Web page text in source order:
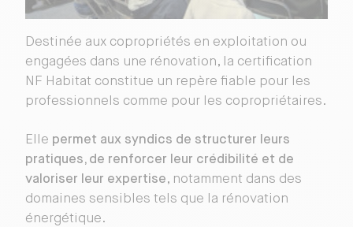
Destinée aux copropriétés en exploitation ou
engagées dans une rénovation, la certification
NF Habitat constitue un repère fiable pour les
professionnels comme pour les copropriétaires.
Elle permet aux syndics de structurer leurs
pratiques, de renforcer leur crédibilité et de
valoriser leur expertise, notamment dans des
domaines sensibles tels que la rénovation
énergétique.